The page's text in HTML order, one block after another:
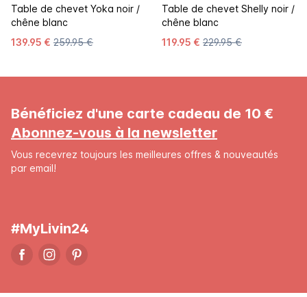
Table de chevet Yoka noir /
chêne blanc
139.95 € 259.95 €
Table de chevet Shelly noir /
chêne blanc
119.95 € 229.95 €
Bénéficiez d'une carte cadeau de 10 €
Abonnez-vous à la newsletter
Vous recevrez toujours les meilleures offres & nouveautés
par email!
#MyLivin24